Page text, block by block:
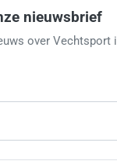
nieuwsbrief
over